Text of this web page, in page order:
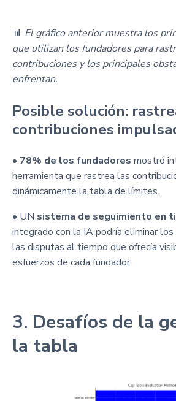
📊 El gráfico anterior muestra los
que utilizan los fundadores para
contribuciones y los principales
enfrentan.
Posible solución:
contribuciones
• 78% de los fundadores mostró
herramienta que rastrea las
dinámicamente la tabla de límites.
• UN sistema de seguimiento en
integrado con la IA podría eliminar
las disputas al tiempo que ofrecía
esfuerzos de cada fundador.
3. Desafíos de la
la tabla